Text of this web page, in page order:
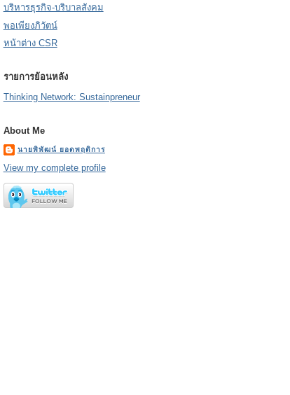
บริหารธุรกิจ-บริบาลสังคม
พอเพียงภิวัตน์
หน้าต่าง CSR
รายการย้อนหลัง
Thinking Network: Sustainpreneur
About Me
นายพิพัฒน์ ยอดพฤติการ
View my complete profile